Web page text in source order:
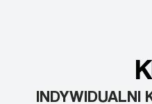
INDYWIDUALNI